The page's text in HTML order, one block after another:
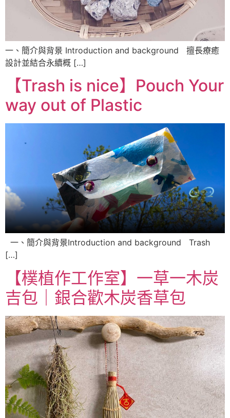
一、簡介與背景 Introduction and background 擅長療癒
設計並結合永續概 […]
【Trash is nice】Pouch Your
way out of Plastic
一、簡介與背景Introduction and background Trash
[…]
【樸植作工作室】一草一木炭
吉包｜銀合歡木炭香草包